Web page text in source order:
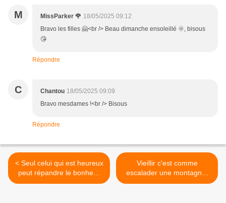
M MissParker 🌹 18/05/2025 09:12
Bravo les filles 🤗<br /> Beau dimanche ensoleillé 🌞, bisous
😘
Répondre
C Chantou 18/05/2025 09:09
Bravo mesdames !<br /> Bisous
Répondre
< Seul celui qui est heureux
peut répandre le bonheur
autour de lui
Vieillir c'est comme
escalader une montagne.
Vous êtes un peu essoufflé,